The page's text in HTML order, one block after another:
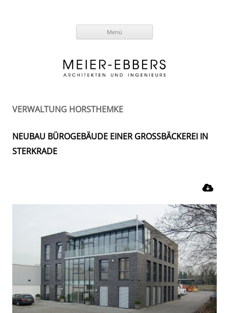
Menü
VERWALTUNG HORSTHEMKE
NEUBAU BÜROGEBÄUDE EINER GROSSBÄCKEREI IN
STERKRADE